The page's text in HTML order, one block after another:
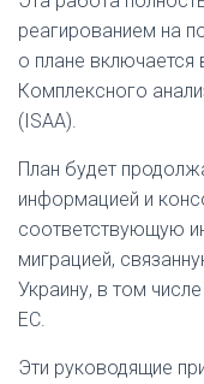
реагированием на
о плане
Комплексного
(ISAA).
План будет
информацией и
соответствующую
миграцией,
Украину, в том
ЕС.
Эти руководящие